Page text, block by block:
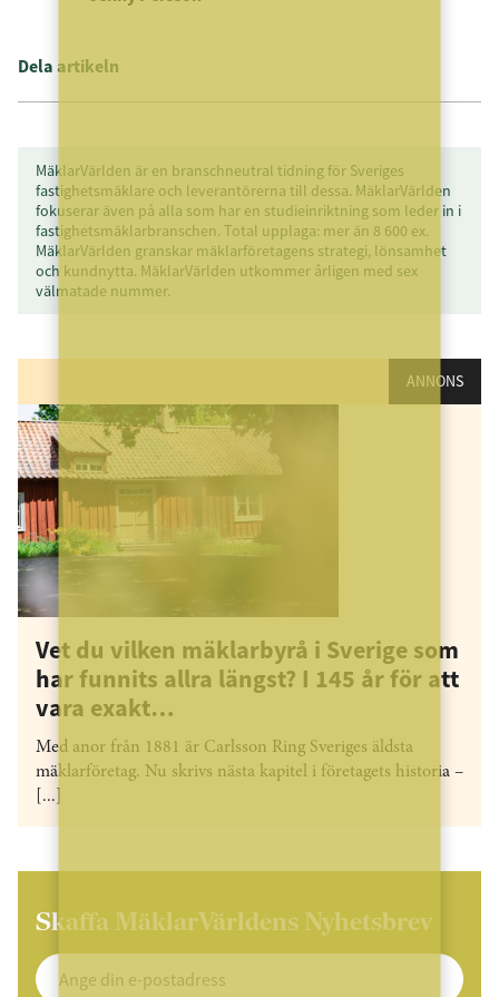
Dela artikeln
MäklarVärlden är en branschneutral tidning för Sveriges
fastighetsmäklare och leverantörerna till dessa. MäklarVärlden
fokuserar även på alla som har en studieinriktning som leder in i
fastighetsmäklarbranschen. Total upplaga: mer än 8 600 ex.
MäklarVärlden granskar mäklarföretagens strategi, lönsamhet
och kundnytta. MäklarVärlden utkommer årligen med sex
välmatade nummer.
ANNONS
Vet du vilken mäklarbyrå i Sverige som
har funnits allra längst? I 145 år för att
vara exakt…
Med anor från 1881 är Carlsson Ring Sveriges äldsta
mäklarföretag. Nu skrivs nästa kapitel i företagets historia –
[...]
Skaffa MäklarVärldens Nyhetsbrev